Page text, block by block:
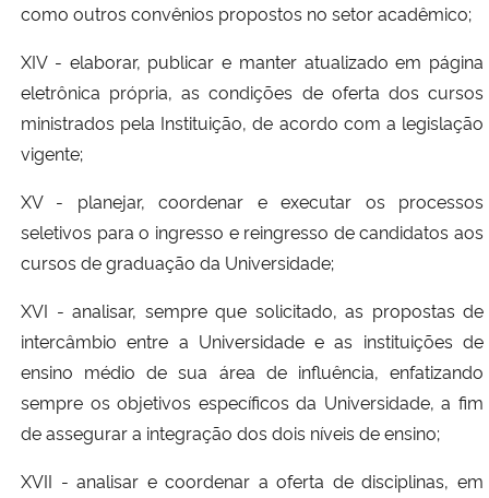
como outros convênios propostos no setor acadêmico;
XIV - elaborar, publicar e manter atualizado em página
eletrônica própria, as condições de oferta dos cursos
ministrados pela Instituição, de acordo com a legislação
vigente;
XV - planejar, coordenar e executar os processos
seletivos para o ingresso e reingresso de candidatos aos
cursos de graduação da Universidade;
XVI - analisar, sempre que solicitado, as propostas de
intercâmbio entre a Universidade e as instituições de
ensino médio de sua área de influência, enfatizando
sempre os objetivos específicos da Universidade, a fim
de assegurar a integração dos dois níveis de ensino;
XVII - analisar e coordenar a oferta de disciplinas, em